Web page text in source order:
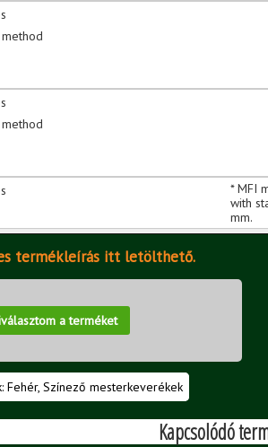
* MFI
with
mm.
termékleírás itt letölthető.
a terméket
Fehér, Színező mesterkeverékek
Kapcsolódó